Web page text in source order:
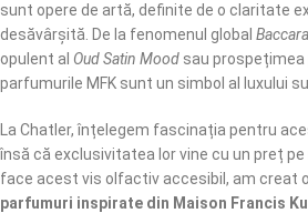
sunt opere de artă, definite de o claritate
desăvârșită. De la fenomenul global
opulent al Oud Satin Mood sau prospețimea
parfumurile MFK sunt un simbol al luxului
La Chatler, înțelegem fascinația pentru
însă că exclusivitatea lor vine cu un preț
face acest vis olfactiv accesibil, am creat
parfumuri inspirate din Maison Francis